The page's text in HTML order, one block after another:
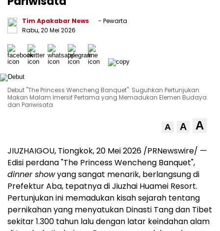
Tim Apakabar News
- Pewarta
Rabu, 20 Mei 2026
Debut "The Princess Wencheng Banquet": Suguhkan Pertunjukan
Makan Malam Imersif Pertama yang Memadukan Elemen Budaya
dan Pariwisata
A A A
JIUZHAIGOU, Tiongkok, 20 Mei 2026 /PRNewswire/ —
Edisi perdana "The Princess Wencheng Banquet",
dinner showyang sangat menarik, berlangsung di
Prefektur Aba, tepatnya di Jiuzhai Huamei Resort.
Pertunjukan ini memadukan kisah sejarah tentang
pernikahan yang menyatukan Dinasti Tang dan Tibet
sekitar 1.300 tahun lalu dengan latar keindahan alam